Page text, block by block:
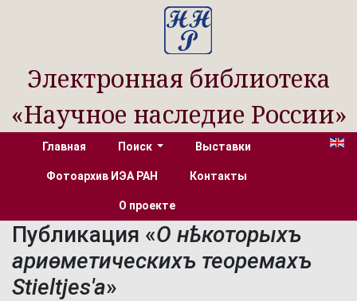
Электронная библиотека
«Научное наследие России»
Главная Поиск Выставки
Фотоархив ИЭА РАН Контакты
О проекте
Публикация «О нѣкоторыхъ
ариѳметическихъ теоремахъ
Stieltjes'a»